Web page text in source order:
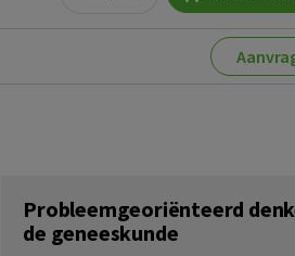
Probleemgeoriënteerd
de geneeskunde